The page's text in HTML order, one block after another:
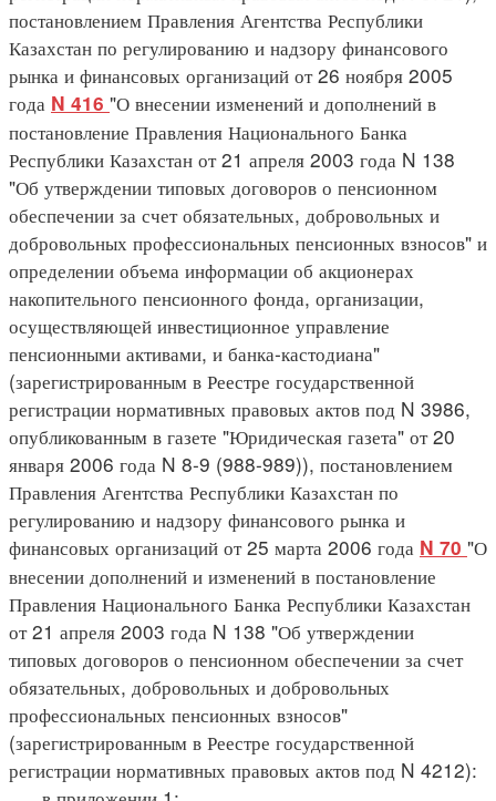
постановлением Правления Агентства Республики
Казахстан по регулированию и надзору финансового
рынка и финансовых организаций от 26 ноября 2005
года N 416 "О внесении изменений и дополнений в
постановление Правления Национального Банка
Республики Казахстан от 21 апреля 2003 года N 138
"Об утверждении типовых договоров о пенсионном
обеспечении за счет обязательных, добровольных и
добровольных профессиональных пенсионных взносов" и
определении объема информации об акционерах
накопительного пенсионного фонда, организации,
осуществляющей инвестиционное управление
пенсионными активами, и банка-кастодиана"
(зарегистрированным в Реестре государственной
регистрации нормативных правовых актов под N 3986,
опубликованным в газете "Юридическая газета" от 20
января 2006 года N 8-9 (988-989)), постановлением
Правления Агентства Республики Казахстан по
регулированию и надзору финансового рынка и
финансовых организаций от 25 марта 2006 года N 70 "О
внесении дополнений и изменений в постановление
Правления Национального Банка Республики Казахстан
от 21 апреля 2003 года N 138 "Об утверждении
типовых договоров о пенсионном обеспечении за счет
обязательных, добровольных и добровольных
профессиональных пенсионных взносов"
(зарегистрированным в Реестре государственной
регистрации нормативных правовых актов под N 4212):